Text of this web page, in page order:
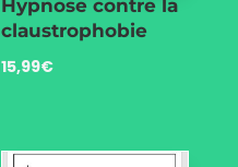
Hypnose contre la
claustrophobie
15,99€